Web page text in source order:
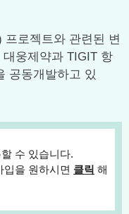
프로젝트와 관련된 변
웅제약과 TIGIT 항
공동개발하고 있
수 있습니다.
입을 원하시면 클릭 해